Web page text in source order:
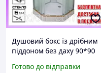
Душовий бокс із дрібним
піддоном без даху 90*90
матове
Готово до відправки